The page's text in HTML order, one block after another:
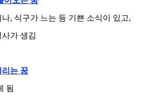
, 식구가 느는 등 기쁜 소식이 있고,
가 생김
리는 꿈
됨